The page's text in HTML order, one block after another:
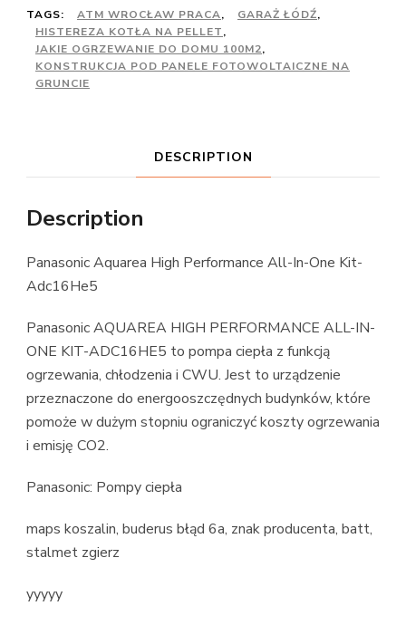
TAGS:
ATM WROCŁAW PRACA, GARAŻ ŁÓDŹ,
HISTEREZA KOTŁA NA PELLET,
JAKIE OGRZEWANIE DO DOMU 100M2,
KONSTRUKCJA POD PANELE FOTOWOLTAICZNE NA
GRUNCIE
DESCRIPTION
Description
Panasonic Aquarea High Performance All-In-One Kit-
Adc16He5
Panasonic AQUAREA HIGH PERFORMANCE ALL-IN-
ONE KIT-ADC16HE5 to pompa ciepła z funkcją
ogrzewania, chłodzenia i CWU. Jest to urządzenie
przeznaczone do energooszczędnych budynków, które
pomoże w dużym stopniu ograniczyć koszty ogrzewania
i emisję CO2.
Panasonic: Pompy ciepła
maps koszalin, buderus błąd 6a, znak producenta, batt,
stalmet zgierz
yyyyy